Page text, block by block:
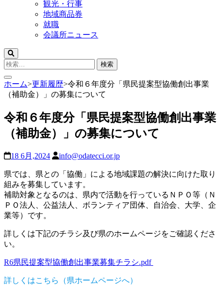
観光・行事
地域商品券
就職
会議所ニュース
検
ホーム>更新履歴>令和６年度分「県民提案型協働創出事業
（補助金）」の募集について
令和６年度分「県民提案型協働創出事業
（補助金）」の募集について
18 6月,2024 info@odatecci.or.jp
県では、県との「協働」による地域課題の解決に向けた取り
組みを募集しています。
補助対象となるのは、県内で活動を行っているＮＰＯ等（Ｎ
ＰＯ法人、公益法人、ボランティア団体、自治会、大学、企
業等）です。
詳しくは下記のチラシ及び県のホームページをご確認くださ
い。
R6県民提案型協働創出事業募集チラシ.pdf
詳しくはこちら（県ホームページへ）